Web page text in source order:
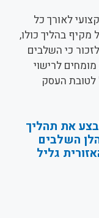
לאורך כל
מקיף בהליך כולו,
כי השלבים
לרישוי
העסק
את תהליך
השלבים
גליל